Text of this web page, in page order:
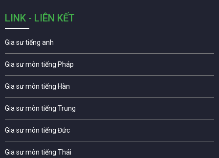
LINK - LIÊN KẾT
Gia sư tiếng anh
Gia sư môn tiếng Pháp
Gia sư môn tiếng Hàn
Gia sư môn tiếng Trung
Gia sư môn tiếng Đức
Gia sư môn tiếng Thái